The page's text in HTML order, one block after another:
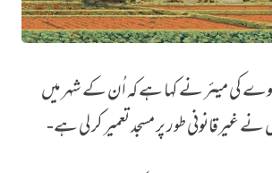
اور بلااجازت‘ مسجد، میئر نے ’ناقابل برداشت‘
کی میئر نے کہا ہے کہ اُن کے شہر میں‌
غیرقانونی طور پر مسجد تعمیر کر لی ہے-